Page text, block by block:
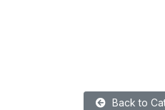
Back to